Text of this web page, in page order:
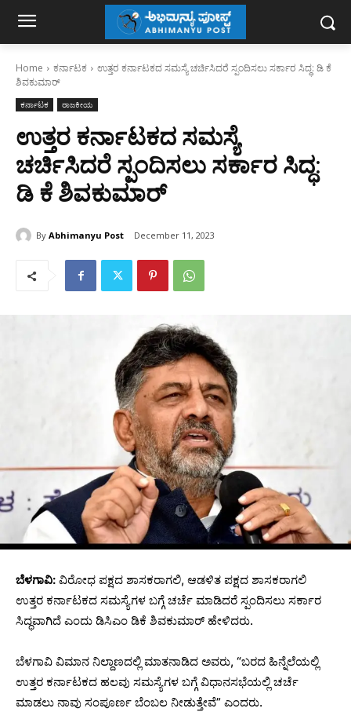
Home ಕರ್ನಾಟಕ
ಉತ್ತರ ಕರ್ನಾಟಕದ ಸಮಸ್ಯೆ‌ ಚರ್ಚಿಸಿದರೆ ಸ್ಪಂದಿಸಲು‌ ಸರ್ಕಾರ ಸಿದ್ಧ: ಡಿ ಕೆ
ಶಿವಕುಮಾರ್
ಕರ್ನಾಟಕ ರಾಜಕೀಯ
ಉತ್ತರ ಕರ್ನಾಟಕದ ಸಮಸ್ಯೆ‌
ಚರ್ಚಿಸಿದರೆ ಸ್ಪಂದಿಸಲು‌ ಸರ್ಕಾರ ಸಿದ್ಧ:
ಡಿ ಕೆ ಶಿವಕುಮಾರ್
By Abhimanyu Post December 11, 2023
ಬೆಳಗಾವಿ: ವಿರೋಧ ಪಕ್ಷದ ಶಾಸಕರಾಗಲಿ, ಆಡಳಿತ ಪಕ್ಷದ ಶಾಸಕರಾಗಲಿ
ಉತ್ತರ ಕರ್ನಾಟಕದ ಸಮಸ್ಯೆಗಳ ಬಗ್ಗೆ ಚರ್ಚೆ ಮಾಡಿದರೆ ಸ್ಪಂದಿಸಲು‌ ಸರ್ಕಾರ
ಸಿದ್ಧವಾಗಿದೆ‌ ಎಂದು ಡಿಸಿಎಂ ಡಿಕೆ ಶಿವಕುಮಾರ್‌ ಹೇಳಿದರು.
ಬೆಳಗಾವಿ ವಿಮಾನ ನಿಲ್ದಾಣದಲ್ಲಿ ಮಾತನಾಡಿದ ಅವರು, “ಬರದ ಹಿನ್ನೆಲೆಯಲ್ಲಿ
ಉತ್ತರ ಕರ್ನಾಟಕದ ಹಲವು‌ ಸಮಸ್ಯೆಗಳ ಬಗ್ಗೆ ವಿಧಾನಸಭೆಯಲ್ಲಿ ಚರ್ಚೆ
ಮಾಡಲು ನಾವು ಸಂಪೂರ್ಣ ಬೆಂಬಲ ನೀಡುತ್ತೇವೆ” ಎಂದರು.